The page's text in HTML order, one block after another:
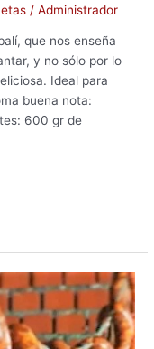
/Administrador
que nos enseña
y no sólo por lo
Ideal para
buena nota:
600 gr de